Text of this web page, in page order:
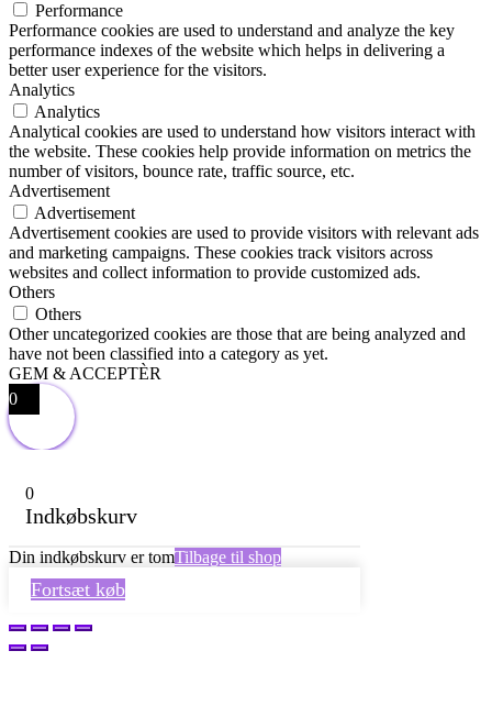
Performance
Performance cookies are used to understand and analyze the key
performance indexes of the website which helps in delivering a
better user experience for the visitors.
Analytics
Analytics
Analytical cookies are used to understand how visitors interact with
the website. These cookies help provide information on metrics the
number of visitors, bounce rate, traffic source, etc.
Advertisement
Advertisement
Advertisement cookies are used to provide visitors with relevant ads
and marketing campaigns. These cookies track visitors across
websites and collect information to provide customized ads.
Others
Others
Other uncategorized cookies are those that are being analyzed and
have not been classified into a category as yet.
GEM & ACCEPTÈR
0
0
Indkøbskurv
Din indkøbskurv er tomTilbage til shop
Fortsæt køb